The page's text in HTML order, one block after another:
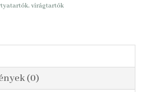
virágtartók
(0)